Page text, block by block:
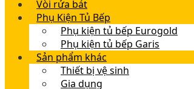
Vòi rửa bát
Phụ Kiện Tủ Bếp
Phụ kiện tủ bếp Eurogold
Phụ kiện tủ bếp Garis
Sản phẩm khác
Thiết bị vệ sinh
Gia dụng